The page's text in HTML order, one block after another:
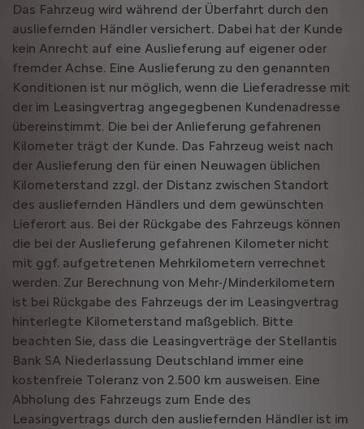
Das Fahrzeug wird während der Überfahrt durch den
ausliefernden Händler versichert. Dabei hat der Kunde
kein Anrecht auf eine Auslieferung auf eigener oder
fremder Achse. Eine Auslieferung zu den genannten
Konditionen ist nur möglich, wenn die Lieferadresse mit
der im Leasingvertrag angegegbenen Kundenadresse
übereinstimmt. Die bei der Anlieferung gefahrenen
Kilometer trägt der Kunde. Das Fahrzeug weist nach
der Auslieferung den für einen Neuwagen üblichen
Kilometerstand zzgl. der Distanz zwischen Standort
des ausliefernden Händlers und dem gewünschten
Lieferort aus. Bei der Rückgabe des Fahrzeugs können
die bei der Auslieferung gefahrenen Kilometer nicht
mit ggf. aufgetretenen Mehrkilometern verrechnet
werden. Zur Berechnung von Mehr-/Minderkilometern
ist bei Rückgabe des Fahrzeugs der im Leasingvertrag
hinterlegte Kilometerstand maßgeblich. Bitte
beachten Sie, dass die Leasingverträge der Stellantis
Bank SA Niederlassung Deutschland immer eine
kostenfreie Toleranz von 2.500 km ausweisen. Eine
Abholung des Fahrzeugs zum Ende des
Leasingvertrags durch den ausliefernden Händler ist im